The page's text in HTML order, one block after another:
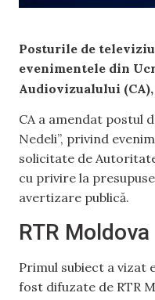
Posturile de
evenimentele din
Audiovizualului
CA a amendat postul
Nedeli”, privind
solicitate de
cu privire la
avertizare publică.
RTR Moldova
Primul subiect a vizat
fost difuzate de RTR